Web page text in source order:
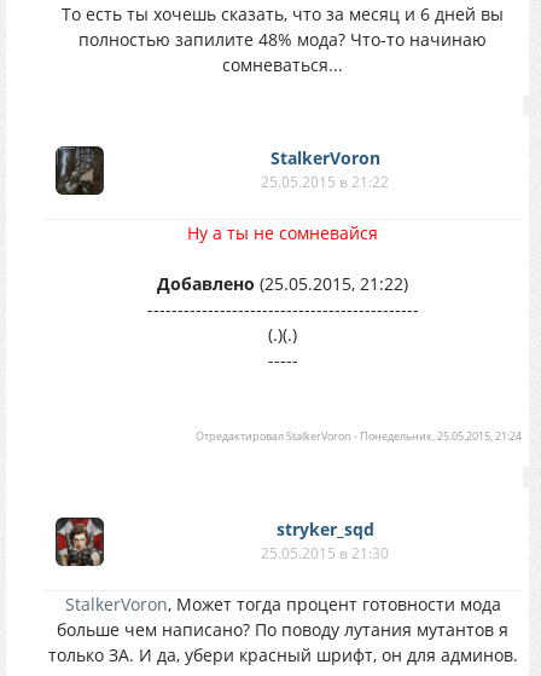
То есть ты хочешь сказать, что за месяц и 6 дней вы
полностью запилите 48% мода? Что-то начинаю
сомневаться...
StalkerVoron
25.05.2015 в 21:22
Ну а ты не сомневайся
Добавлено (25.05.2015, 21:22)
---------------------------------------------
(.)(.)
-----
ОтредактировалStalkerVoron - Понедельник, 25.05.2015, 21:24
stryker_sqd
25.05.2015 в 21:30
StalkerVoron, Может тогда процент готовности мода
больше чем написано? По поводу лутания мутантов я
только ЗА. И да, убери красный шрифт, он для админов.